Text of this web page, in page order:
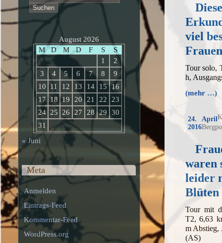
Diese
viel
Tour solo,
h,
(mehr …)
24. April
2016
waren
leider
Blüten
Tour mit
T2, 6,63
m Abstieg,
(AS)
nach:
August 2026
M
D M D F S
S
1
2
3
4 5 6 7 8
9
10
11 12 13 14 15 16
17
18 19 20 21 22
23
24 25 26 27 28 29
30
31
« Juni
Meta
Anmelden
Eintrags-Feed
Kommentar-Feed
WordPress.org